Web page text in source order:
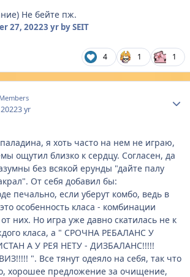
Не бейте пж.
27, 20223 yrby SEIT
4 1 1
Members
3 yr
я хоть часто на нем не играю,
ощутил близко к сердцу. Согласен, да
без всякой ерунды "дайте палу
От себя добавил бы:
печально, если уберут комбо, ведь в
особенность класа - комбинации
них. Но игра уже давно скатилась не к
класа, а " СРОЧНА РЕБАЛАНС У
А У РЕЯ НЕТУ - ДИЗБАЛАНС!!!!!
". Все тянут одеяло на себя, так что
хорошее предложение за очищение,